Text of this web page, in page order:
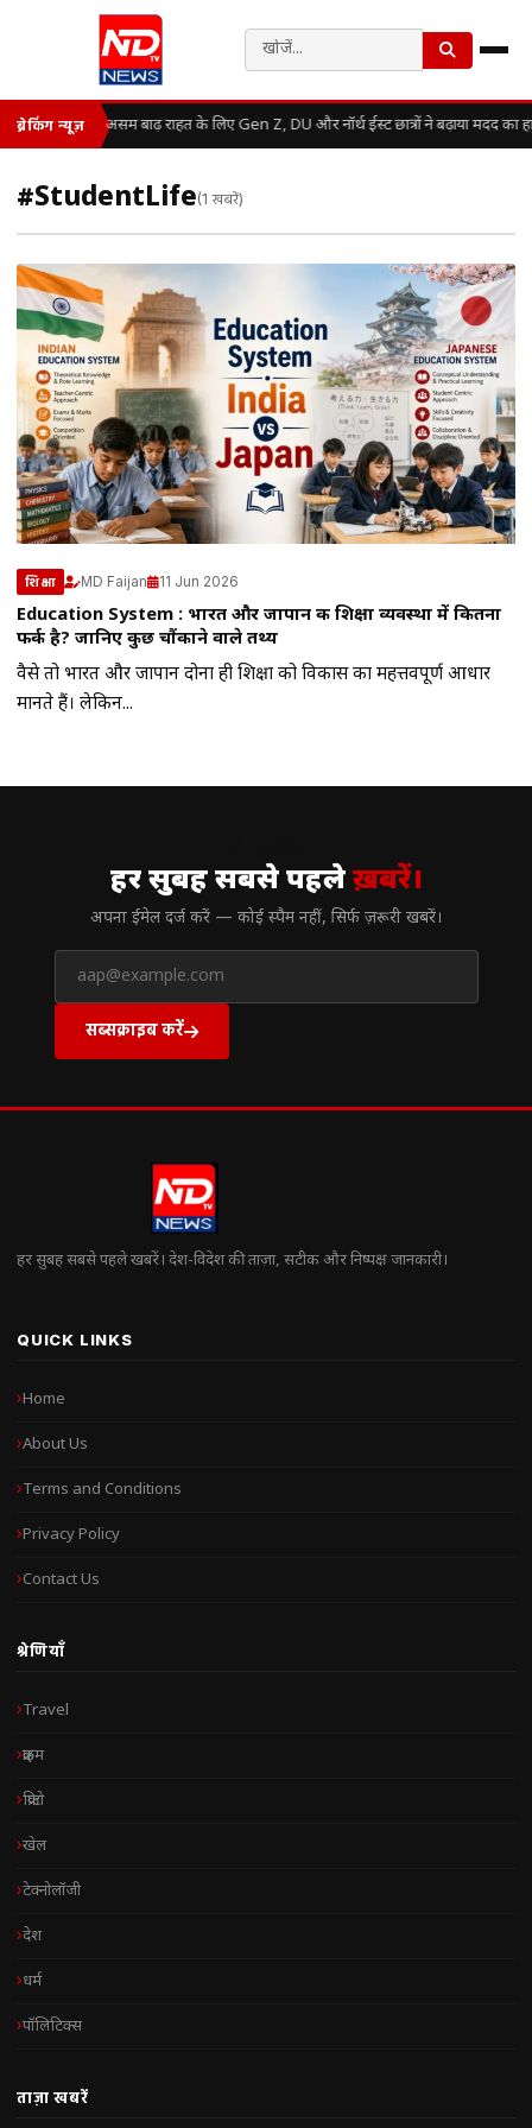
ब्रेकिंग न्यूज़ असम बाढ़ राहत के लिए Gen Z, DU और नॉर्थ ईस्ट छात्रों ने बढ़ाया मदद का
#StudentLife(1 खबरें)
शिक्षा MD Faijan 11 Jun 2026
Education System : भारत और जापान की शिक्षा व्यवस्था में कितना
फर्क है? जानिए कुछ चौंकाने वाले तथ्य
वैसे तो भारत और जापान दोनों ही शिक्षा को विकास का महत्तवपूर्ण आधार
मानते हैं। लेकिन...
हर सुबह सबसे पहलेख़बरें।
अपना ईमेल दर्ज करें — कोई स्पैम नहीं, सिर्फ ज़रूरी खबरें।
सब्सक्राइब करें
हर सुबह सबसे पहले खबरें। देश-विदेश की ताज़ा, सटीक और निष्पक्ष जानकारी।
QUICK LINKS
Home
About Us
Terms and Conditions
Privacy Policy
Contact Us
श्रेणियाँ
Travel
क्राइम
क्रिप्टो
खेल
टेक्नोलॉजी
देश
धर्म
पॉलिटिक्स
ताज़ा खबरें